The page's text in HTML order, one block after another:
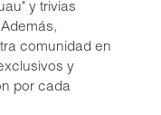
y trivias
comunidad en
y
por cada